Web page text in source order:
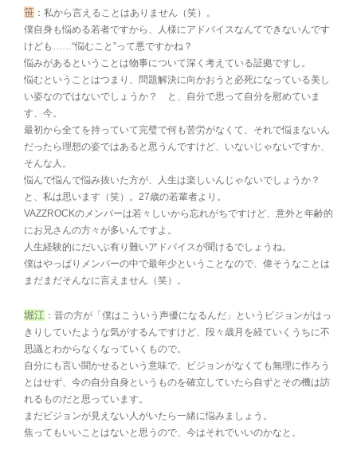
笹 ：私から言えることはありません（笑）。
僕自身も悩める若者ですから、人様にアドバイスなんてできないんです
けども……“悩むこと”って悪ですかね？
悩みがあるということは物事について深く考えている証拠ですし。
悩むということはつまり、問題解決に向かおうと必死になっている美し
い姿なのではないでしょうか？ と、自分で思って自分を慰めていま
す、今。
最初から全てを持っていて完璧で何も苦労がなくて、それで悩まないん
だったら理想の姿ではあると思うんですけど、いないじゃないですか、
そんな人。
悩んで悩んで悩み抜いた方が、人生は楽しいんじゃないでしょうか？
と、私は思います（笑）。27歳の若輩者より。
VAZZROCKのメンバーは若々しいから忘れがちですけど、意外と年齢的
にお兄さんの方々が多いんですよ。
人生経験的にだいぶ有り難いアドバイスが聞けるでしょうね。
僕はやっぱりメンバーの中で最年少ということなので、偉そうなことは
まだまだそんなに言えません（笑）。
堀江 ：昔の方が「僕はこういう声優になるんだ」というビジョンがはっ
きりしていたような気がするんですけど、段々歳月を経ていくうちに不
思議とわからなくなっていくもので。
自分にも言い聞かせるという意味で、ビジョンがなくても無理に作ろう
とはせず、今の自分自身というものを確立していたら自ずとその機は訪
れるものだと思っています。
まだビジョンが見えない人がいたら一緒に悩みましょう。
焦ってもいいことはないと思うので、今はそれでいいのかなと。